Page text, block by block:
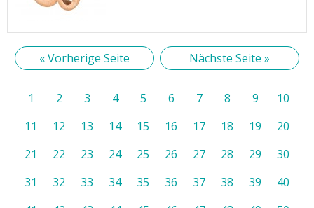
« Vorherige Seite Nächste Seite »
1 2 3 4 5 6 7 8 9
10
11
12 13 14 15 16 17 18 19
20
21
22 23 24 25 26 27 28 29
30
31
32 33 34 35 36 37 38 39
40